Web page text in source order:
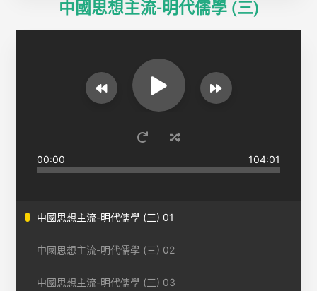
中國思想主流-明代儒學 (三)
00:00 104:01
中國思想主流-明代儒學 (三) 01
中國思想主流-明代儒學 (三) 02
中國思想主流-明代儒學 (三) 03